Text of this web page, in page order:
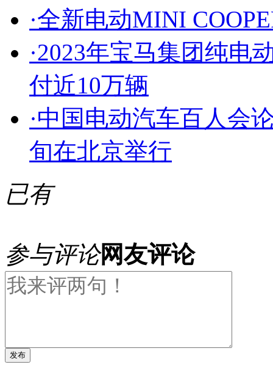
·全新电动MINI
·2023年宝马集团纯电
付近10万辆
·中国电动汽车百人会
旬在北京举行
已有
参与评论网友评论